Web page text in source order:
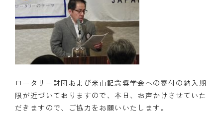
ロータリー財団および米山記念奨学会への寄付の納入期
限が近づいておりますので、本日、お声かけさせていた
だきますので、ご協力をお願いいたします。